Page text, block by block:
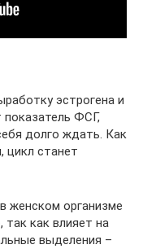
эстрогена и
показатель ФСГ,
долго ждать. Как
цикл станет
женском организме
как влияет на
выделения –